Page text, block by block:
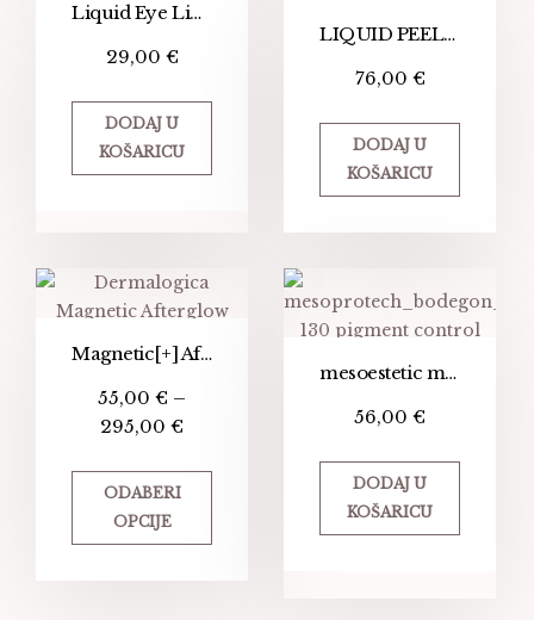
Liquid Eye Liner
29,00 €
DODAJ U
KOŠARICU
LIQUID PEELFOLIANT
76,00 €
DODAJ U
KOŠARICU
Magnetic[+] Afterglow Cleanser
55,00 € –
295,00 €
ODABERI
OPCIJE
mesoestetic mesoprotech melan 130+ pigment control
56,00 €
DODAJ U
KOŠARICU